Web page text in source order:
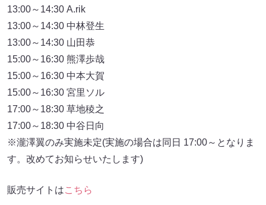
13:00～14:30 A.rik
13:00～14:30 中林登生
13:00～14:30 山田恭
15:00～16:30 熊澤歩哉
15:00～16:30 中本大賀
15:00～16:30 宮里ソル
17:00～18:30 草地稜之
17:00～18:30 中谷日向
※瀧澤翼のみ実施未定(実施の場合は同日 17:00～となりま
す。改めてお知らせいたします)
販売サイトはこちら